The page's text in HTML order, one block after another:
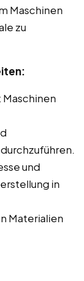
Maschinen
zu
und
in
Materialien